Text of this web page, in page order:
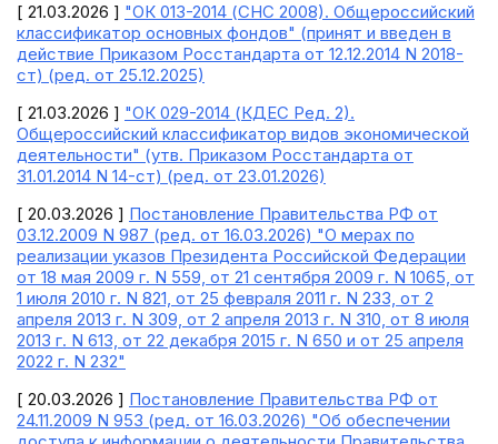
[ 21.03.2026 ] "ОК 013-2014 (СНС 2008). Общероссийский
классификатор основных фондов" (принят и введен в
действие Приказом Росстандарта от 12.12.2014 N 2018-
ст) (ред. от 25.12.2025)
[ 21.03.2026 ] "ОК 029-2014 (КДЕС Ред. 2).
Общероссийский классификатор видов экономической
деятельности" (утв. Приказом Росстандарта от
31.01.2014 N 14-ст) (ред. от 23.01.2026)
[ 20.03.2026 ] Постановление Правительства РФ от
03.12.2009 N 987 (ред. от 16.03.2026) "О мерах по
реализации указов Президента Российской Федерации
от 18 мая 2009 г. N 559, от 21 сентября 2009 г. N 1065, от
1 июля 2010 г. N 821, от 25 февраля 2011 г. N 233, от 2
апреля 2013 г. N 309, от 2 апреля 2013 г. N 310, от 8 июля
2013 г. N 613, от 22 декабря 2015 г. N 650 и от 25 апреля
2022 г. N 232"
[ 20.03.2026 ] Постановление Правительства РФ от
24.11.2009 N 953 (ред. от 16.03.2026) "Об обеспечении